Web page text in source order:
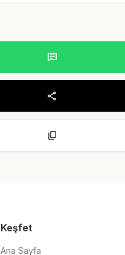
chat
share
content_copy
Keşfet
Ana Sayfa